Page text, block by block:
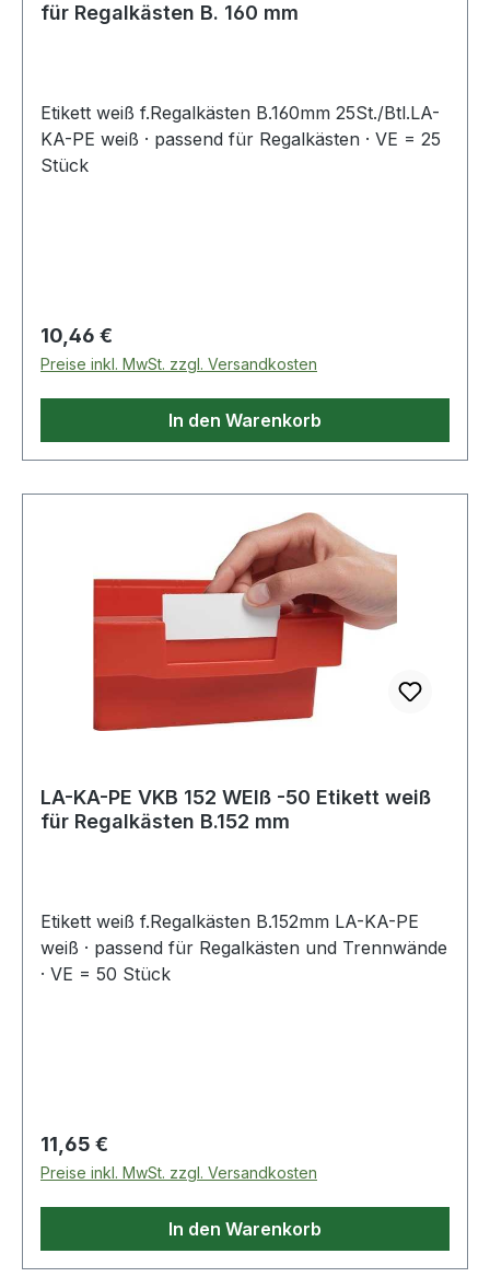
für Regalkästen B. 160 mm
Etikett weiß f.Regalkästen B.160mm 25St./Btl.LA-
KA-PE weiß · passend für Regalkästen · VE = 25
Stück
Regulärer Preis:
10,46 €
Preise inkl. MwSt. zzgl. Versandkosten
In den Warenkorb
LA-KA-PE VKB 152 WEIß -50 Etikett weiß
für Regalkästen B.152 mm
Etikett weiß f.Regalkästen B.152mm LA-KA-PE
weiß · passend für Regalkästen und Trennwände
· VE = 50 Stück
Regulärer Preis:
11,65 €
Preise inkl. MwSt. zzgl. Versandkosten
In den Warenkorb